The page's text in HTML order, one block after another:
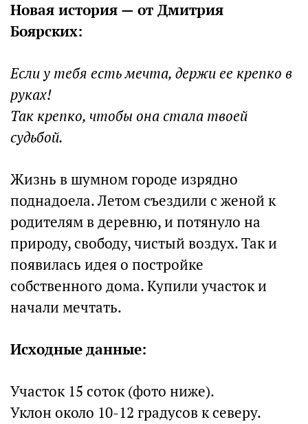
Новая история — от Дмитрия
Боярских:
Если у тебя есть мечта, держи ее крепко в
руках!
Так крепко, чтобы она стала твоей
судьбой.
Жизнь в шумном городе изрядно
поднадоела. Летом съездили с женой к
родителям в деревню, и потянуло на
природу, свободу, чистый воздух. Так и
появилась идея о постройке
собственного дома. Купили участок и
начали мечтать.
Исходные данные:
Участок 15 соток (фото ниже).
Уклон около 10-12 градусов к северу.